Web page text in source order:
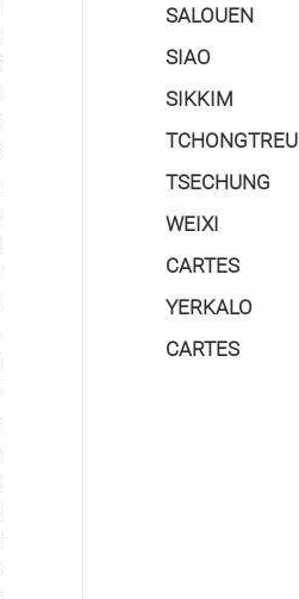
SALOUEN
SIAO
SIKKIM
TCHONGTREU
TSECHUNG
WEIXI
CARTES
YERKALO
CARTES